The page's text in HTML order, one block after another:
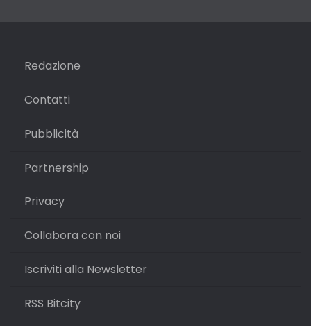
Redazione
Contatti
Pubblicità
Partnership
Privacy
Collabora con noi
Iscriviti alla Newsletter
RSS Bitcity